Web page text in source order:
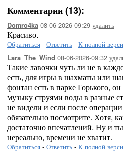
Комментарии (13):
Domro4ka 08-06-2026-09:29 удалить
Красиво.
Обратиться - Ответить - К полной
Lara_The_Wind 08-06-2026-09:32
Такие лавочки чуть ли не в
есть, для игры в шахматы или
фонтан есть в парке Горького,
музыку струями воды в разные
не видели и если после
обязательно посмотрите. Хотя,
достаточно впечатлений. Ну и
нереально, времени не хватит.
Обратиться - Ответить - К полной